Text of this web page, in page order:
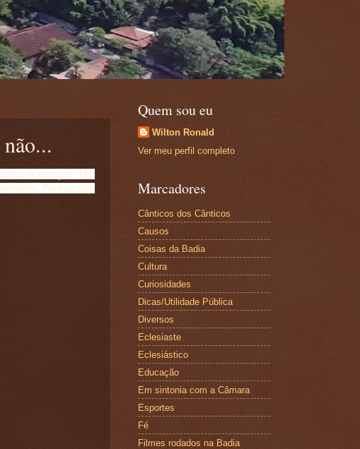
a atenção. Um
Parece que
Quem sou eu
Wilton Ronald
Ver meu perfil completo
Marcadores
Cânticos dos Cânticos
Causos
Coisas da Badia
Cultura
Curiosidades
Dicas/Utilidade Pública
Diversos
Eclesiaste
Eclesiástico
Educação
Em sintonia com a Câmara
Esportes
Fé
Filmes rodados na Badia